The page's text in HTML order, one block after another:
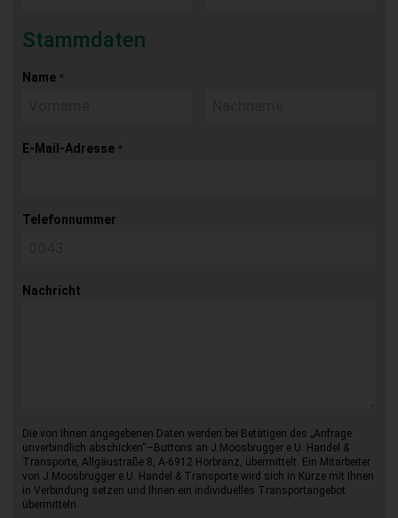
Stammdaten
Name *
E-Mail-Adresse *
Telefonnummer
Nachricht
Die von Ihnen angegebenen Daten werden bei Betätigen des „Anfrage
unverbindlich abschicken“–Buttons an J.Moosbrugger e.U. Handel &
Transporte, Allgäustraße 8, A-6912 Hörbranz, übermittelt. Ein Mitarbeiter
von J.Moosbrugger e.U. Handel & Transporte wird sich in Kürze mit Ihnen
in Verbindung setzen und Ihnen ein individuelles Transportangebot
übermitteln.